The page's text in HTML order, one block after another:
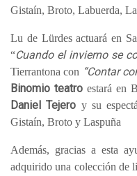
Gistaín, Broto, Labuerda,
Lu de Lürdesactuará en
“Cuando el invierno se
Tierrantona con “Contar
Binomio teatroestará en
Daniel Tejero y su
Gistaín, Broto y Laspuña
Además, gracias a esta
adquirido una colección de